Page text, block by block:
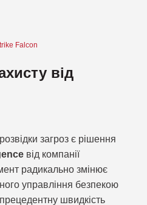
Falcon
від
загроз є рішення
від компанії
радикально змінює
управління безпекою
швидкість